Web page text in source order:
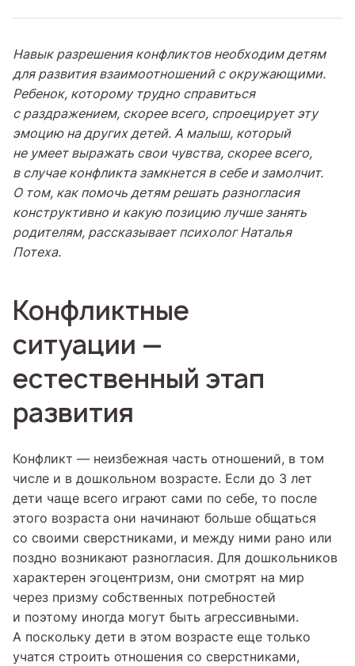
Навык разрешения конфликтов необходим детям
для развития взаимоотношений с окружающими.
Ребенок, которому трудно справиться
с раздражением, скорее всего, спроецирует эту
эмоцию на других детей. А малыш, который
не умеет выражать свои чувства, скорее всего,
в случае конфликта замкнется в себе и замолчит.
О том, как помочь детям решать разногласия
конструктивно и какую позицию лучше занять
родителям, рассказывает психолог Наталья
Потеха.
Конфликтные
ситуации —
естественный этап
развития
Конфликт — неизбежная часть отношений, в том
числе и в дошкольном возрасте. Если до 3 лет
дети чаще всего играют сами по себе, то после
этого возраста они начинают больше общаться
со своими сверстниками, и между ними рано или
поздно возникают разногласия. Для дошкольников
характерен эгоцентризм, они смотрят на мир
через призму собственных потребностей
и поэтому иногда могут быть агрессивными.
А поскольку дети в этом возрасте еще только
учатся строить отношения со сверстниками,